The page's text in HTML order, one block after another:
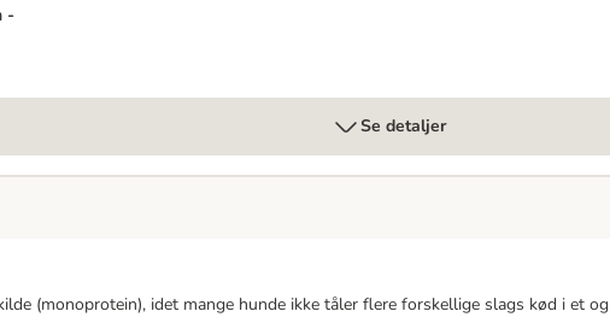
-
Se detaljer
(monoprotein), idet mange hunde ikke tåler flere forskellige slags kød i et og